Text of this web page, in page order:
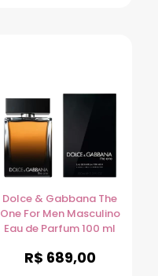
Dolce & Gabbana The
One For Men Masculino
Eau de Parfum 100 ml
R$ 689,00